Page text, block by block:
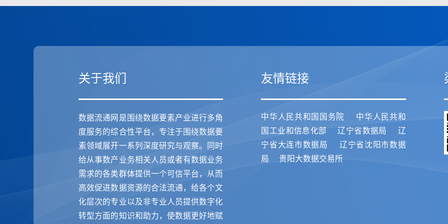
关于我们
数据流通网是围绕数据要素产业进行多角
度服务的综合性平台，专注于围绕数据要
素领域展开一系列深度研究与观察。同时
给从事数产业务相关人员或者有数据业务
需求的各类群体提供一个可信平台，从而
高效促进数据资源的合法流通，给各个文
化层次的专业以及非专业人员提供数字化
转型方面的知识和助力，使数据更好地赋
友情链接
中华人民共和国国务院
中华人民共和
国工业和信息化部
辽宁省数据局
辽
宁省大连市数据局
辽宁省沈阳市数据
局
贵阳大数据交易所